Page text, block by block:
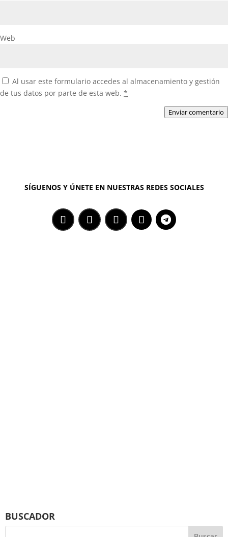
Web
Al usar este formulario accedes al almacenamiento y gestión
de tus datos por parte de esta web. *
Enviar comentario
SÍGUENOS Y ÚNETE EN NUESTRAS REDES SOCIALES
BUSCADOR